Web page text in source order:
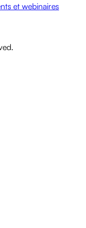
et webinaires